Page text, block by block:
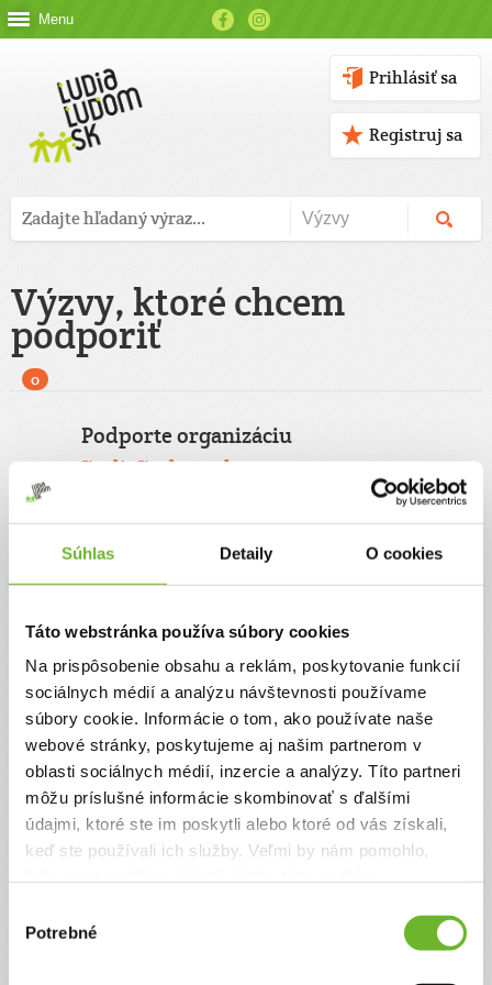
Súhlas Detaily O cookies
Táto webstránka používa súbory cookies
Na prispôsobenie obsahu a reklám, poskytovanie funkcií
sociálnych médií a analýzu návštevnosti používame
súbory cookie. Informácie o tom, ako používate naše
webové stránky, poskytujeme aj našim partnerom v
oblasti sociálnych médií, inzercie a analýzy. Títo partneri
môžu príslušné informácie skombinovať s ďalšími
údajmi, ktoré ste im poskytli alebo ktoré od vás získali,
keď ste používali ich služby. Veľmi by nám pomohlo,
súhlasu
Potrebné
Menu
Prihlásiť sa
Registruj sa
Výzvy, ktoré chcem
podporiť
0
Podporte organizáciu
ĽudiaĽudom.sk
Jednorazový Pravidelný
Celková suma
0 €
Zadajte svoje údaje
Už máte vytvorený svoj účet?Prihláste sa